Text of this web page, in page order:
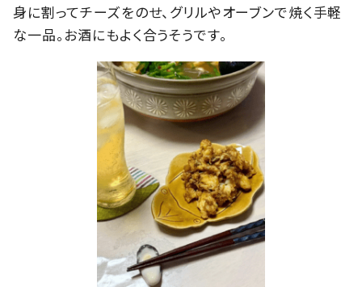
身に割ってチーズをのせ、グリルやオーブンで焼く手軽
な一品。お酒にもよく合うそうです。